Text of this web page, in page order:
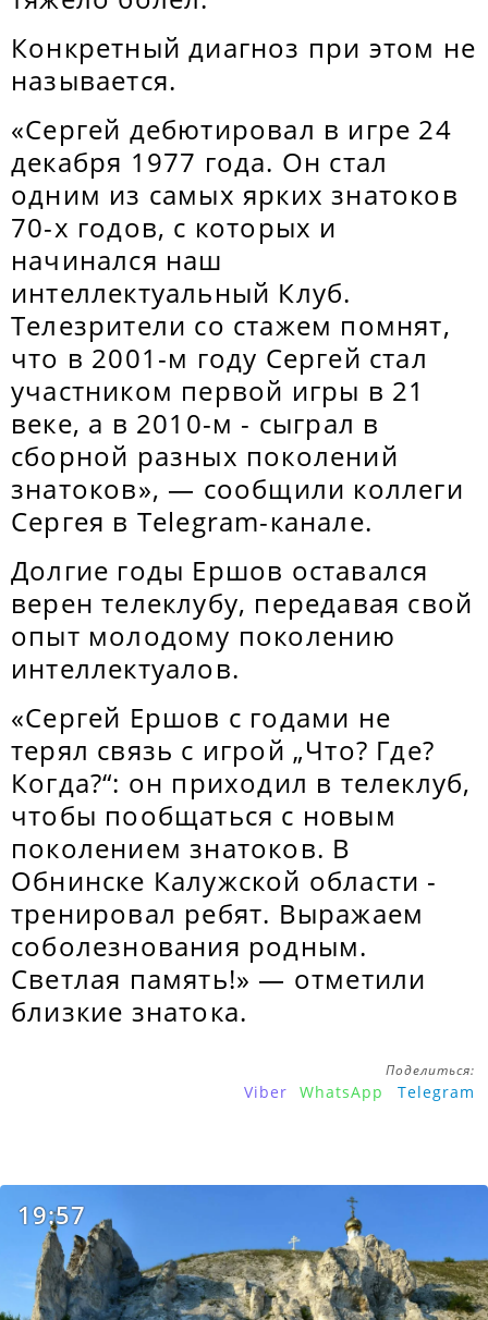
Конкретный диагноз при этом не
называется.
«Сергей дебютировал в игре 24
декабря 1977 года. Он стал
одним из самых ярких знатоков
70-х годов, с которых и
начинался наш
интеллектуальный Клуб.
Телезрители со стажем помнят,
что в 2001-м году Сергей стал
участником первой игры в 21
веке, а в 2010-м - сыграл в
сборной разных поколений
знатоков», — сообщили коллеги
Сергея в Telegram-канале.
Долгие годы Ершов оставался
верен телеклубу, передавая свой
опыт молодому поколению
интеллектуалов.
«Сергей Ершов с годами не
терял связь с игрой „Что? Где?
Когда?“: он приходил в телеклуб,
чтобы пообщаться с новым
поколением знатоков. В
Обнинске Калужской области -
тренировал ребят. Выражаем
соболезнования родным.
Светлая память!» — отметили
близкие знатока.
Поделиться:
Viber WhatsApp Telegram
19:57